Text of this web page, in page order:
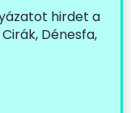
hirdet a
Dénesfa,